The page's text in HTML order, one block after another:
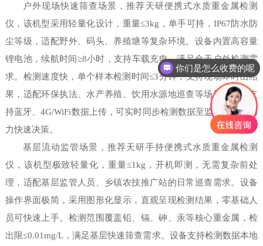
户外现场快速筛查场景，推荐天研便携式水质重金属检测
仪，该机型采用轻量化设计，重量≤3kg，单手可持，IP67防水防
尘等级，适配野外、码头、养殖塘等复杂环境。设备内置高容量
锂电池，续航时间≥8小时，支持车载充电，满足全天户外检测需
求。检测速度快，单个样本检测时间≤3分钟，支持现场即时出结
果，适配环保执法、水产养殖、饮用水源地巡查等场景。设备支
持蓝牙、4G/WiFi数据上传，可实时同步检测数据至监管平台，助
力快速决策。
基层流动监管场景，推荐天研手持便携式水质重金属检测
仪，该机型极致轻量化，重量≤1kg，开机即测，无需复杂前处
理，适配基层监管人员、乡镇农技推广站的日常巡查需求。设备
操作界面极简，采用图形化显示，直观呈现检测结果，零基础人
员可快速上手。检测范围覆盖铅、镉、砷、汞等核心重金属，检
出限≤0.01mg/L，满足基层快速筛查需求。设备支持检测数据本地
你们是怎么收费的呢